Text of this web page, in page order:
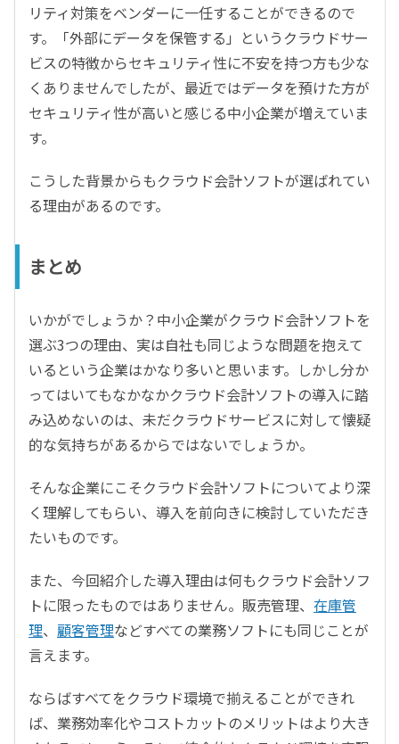
リティ対策をベンダーに一任することができるので
す。「外部にデータを保管する」というクラウドサー
ビスの特徴からセキュリティ性に不安を持つ方も少な
くありませんでしたが、最近ではデータを預けた方が
セキュリティ性が高いと感じる中小企業が増えていま
す。
こうした背景からもクラウド会計ソフトが選ばれてい
る理由があるのです。
まとめ
いかがでしょうか？中小企業がクラウド会計ソフトを
選ぶ3つの理由、実は自社も同じような問題を抱えて
いるという企業はかなり多いと思います。しかし分か
ってはいてもなかなかクラウド会計ソフトの導入に踏
み込めないのは、未だクラウドサービスに対して懐疑
的な気持ちがあるからではないでしょうか。
そんな企業にこそクラウド会計ソフトについてより深
く理解してもらい、導入を前向きに検討していただき
たいものです。
また、今回紹介した導入理由は何もクラウド会計ソフ
トに限ったものではありません。販売管理、 在庫管
理、 顧客管理などすべての業務ソフトにも同じことが
言えます。
ならばすべてをクラウド環境で揃えることができれ
ば、業務効率化やコストカットのメリットはより大き